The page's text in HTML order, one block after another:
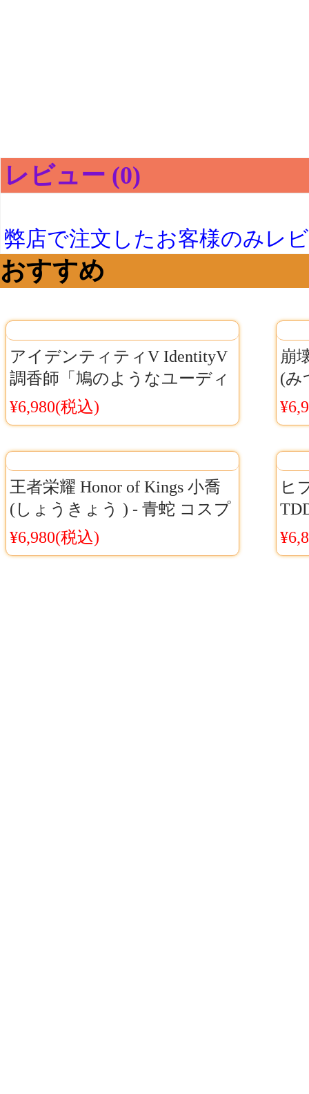
レビュー (0)
弊店で注文したお客様のみレ
おすすめ
アイデンティティV IdentityV
調香師「鳩のようなユーディ
ット」コスプレシューズ
Cosyaya通販 送料無料
¥6,980(税込)
崩
(み
ス
送
王者栄耀 Honor of Kings 小喬
(しょうきょう ) - 青蛇 コスプ
レ靴 コスプレブーツ Cosyaya
通販 送料無料
¥6,980(税込)
ヒ
マ